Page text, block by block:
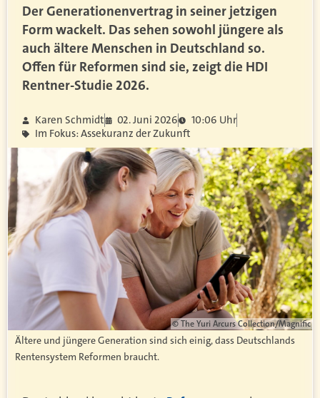
Der Generationenvertrag in seiner jetzigen
Form wackelt. Das sehen sowohl jüngere als
auch ältere Menschen in Deutschland so.
Offen für Reformen sind sie, zeigt die HDI
Rentner-Studie 2026.
Karen Schmidt 02. Juni 2026
10:06 Uhr
Im Fokus: Assekuranz der Zukunft
© The Yuri Arcurs Collection/Magnific
Ältere und jüngere Generation sind sich einig, dass Deutschlands
Rentensystem Reformen braucht.